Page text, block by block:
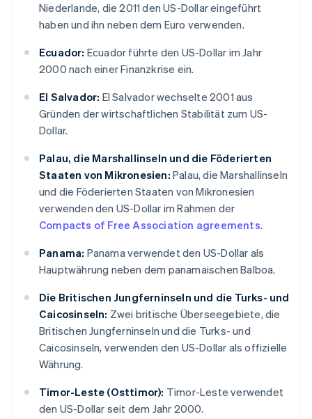
Niederlande, die 2011 den US-Dollar eingeführt
haben und ihn neben dem Euro verwenden.
Ecuador: Ecuador führte den US-Dollar im Jahr
2000 nach einer Finanzkrise ein.
El Salvador: El Salvador wechselte 2001 aus
Gründen der wirtschaftlichen Stabilität zum US-
Dollar.
Palau, die Marshallinseln und die Föderierten
Staaten von Mikronesien: Palau, die Marshallinseln
und die Föderierten Staaten von Mikronesien
verwenden den US-Dollar im Rahmen der
Compacts of Free Association agreements.
Panama: Panama verwendet den US-Dollar als
Hauptwährung neben dem panamaischen Balboa.
Die Britischen Jungferninseln und die Turks- und
Caicosinseln: Zwei britische Überseegebiete, die
Britischen Jungferninseln und die Turks- und
Caicosinseln, verwenden den US-Dollar als offizielle
Währung.
Timor-Leste (Osttimor): Timor-Leste verwendet
den US-Dollar seit dem Jahr 2000.